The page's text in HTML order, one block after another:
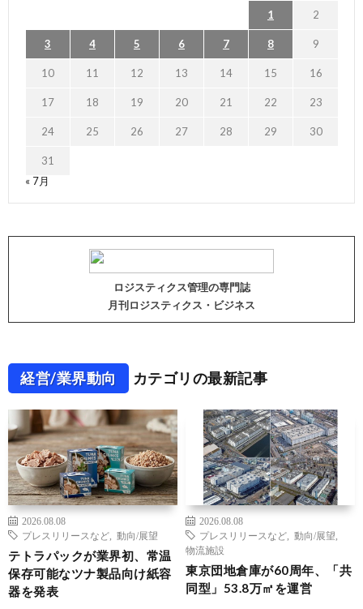
1 2
3 4 5 6 7 8 9
10 11 12 13 14 15 16
17 18 19 20 21 22 23
24 25 26 27 28 29 30
31
« 7月
ロジスティクス管理の専門誌
月刊ロジスティクス・ビジネス
経営/業界動向 カテゴリの最新記事
2026.08.08
プレスリリースなど
動向/展望
テトラパックが業界初、常温
保存可能なツナ製品向け紙容
器を発表
2026.08.08
プレスリリースなど
動向/展望
物流施設
東京団地倉庫が60周年、「共
同型」53.8万㎡を運営